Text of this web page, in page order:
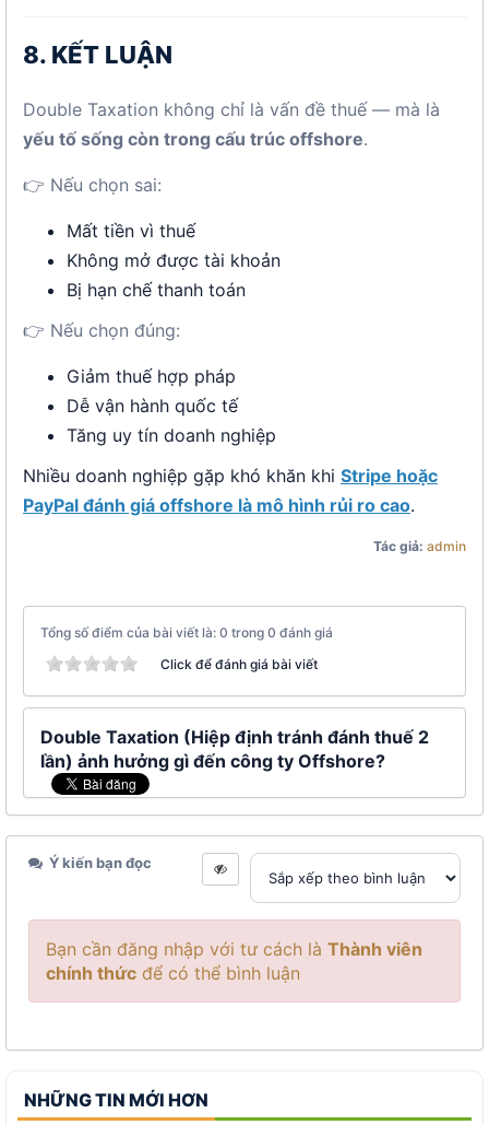
8. KẾT LUẬN
Double Taxation không chỉ là vấn đề thuế — mà là
yếu tố sống còn trong cấu trúc offshore.
👉 Nếu chọn sai:
Mất tiền vì thuế
Không mở được tài khoản
Bị hạn chế thanh toán
👉 Nếu chọn đúng:
Giảm thuế hợp pháp
Dễ vận hành quốc tế
Tăng uy tín doanh nghiệp
Nhiều doanh nghiệp gặp khó khăn khi Stripe hoặc
PayPal đánh giá offshore là mô hình rủi ro cao.
Tác giả: admin
Tổng số điểm của bài viết là: 0 trong 0 đánh giá
Click để đánh giá bài viết
Double Taxation (Hiệp định tránh đánh thuế 2
lần) ảnh hưởng gì đến công ty Offshore?
Ý kiến bạn đọc
Bạn cần đăng nhập với tư cách là Thành viên
chính thức để có thể bình luận
NHỮNG TIN MỚI HƠN